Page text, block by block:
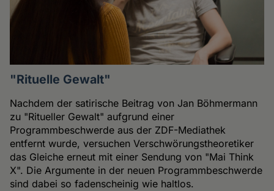
"Rituelle Gewalt"
Nachdem der satirische Beitrag von Jan Böhmermann
zu "Ritueller Gewalt" aufgrund einer
Programmbeschwerde aus der ZDF-Mediathek
entfernt wurde, versuchen Verschwörungstheoretiker
das Gleiche erneut mit einer Sendung von "Mai Think
X". Die Argumente in der neuen Programmbeschwerde
sind dabei so fadenscheinig wie haltlos.